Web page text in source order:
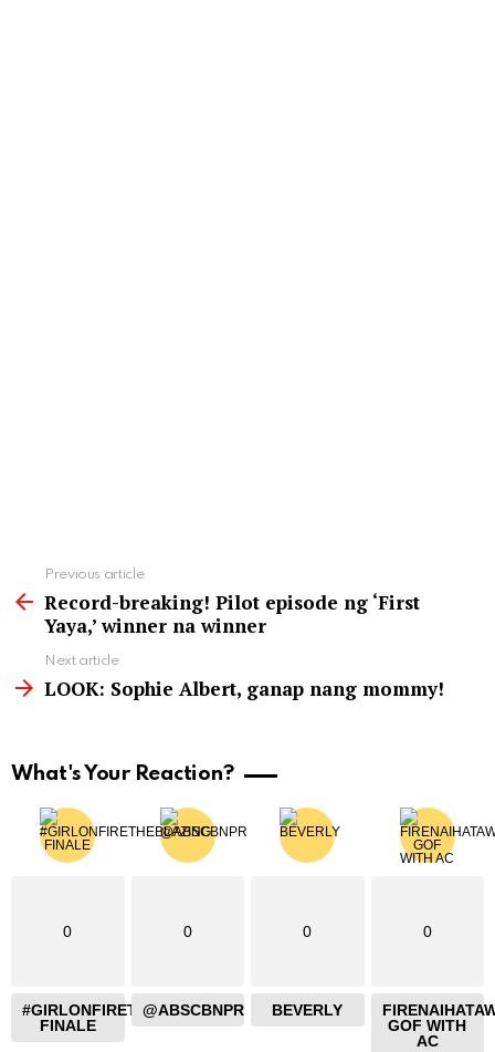
more
Previous article
Record-breaking! Pilot episode ng ‘First
Yaya,’ winner na winner
Next article
LOOK: Sophie Albert, ganap nang mommy!
What's Your Reaction?
0
#GIRLONFIRETHEBLAZING
FINALE
0
@ABSCBNPR
0
BEVERLY
0
GOF WITH
AC